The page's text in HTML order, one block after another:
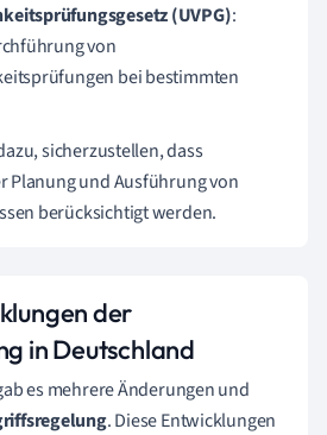
(UVPG):
von
bei bestimmten
sicherzustellen, dass
Planung und Ausführung von
berücksichtigt werden.
der
in Deutschland
es mehrere Änderungen und
. Diese Entwicklungen